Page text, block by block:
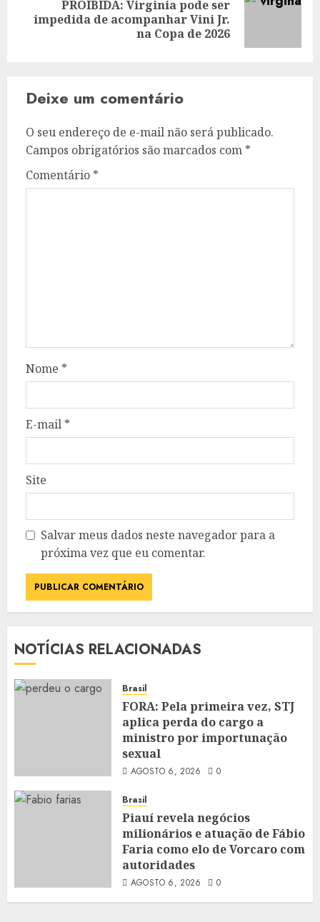
Next
PROIBIDA: Virginia pode ser
impedida de acompanhar Vini Jr.
na Copa de 2026
Deixe um comentário
O seu endereço de e-mail não será publicado.
Campos obrigatórios são marcados com *
Comentário *
Nome *
E-mail *
Site
Salvar meus dados neste navegador para a
próxima vez que eu comentar.
NOTÍCIAS RELACIONADAS
Brasil
FORA: Pela primeira vez, STJ
aplica perda do cargo a
ministro por importunação
sexual
AGOSTO 6, 2026 0
Brasil
Piauí revela negócios
milionários e atuação de Fábio
Faria como elo de Vorcaro com
autoridades
AGOSTO 6, 2026 0